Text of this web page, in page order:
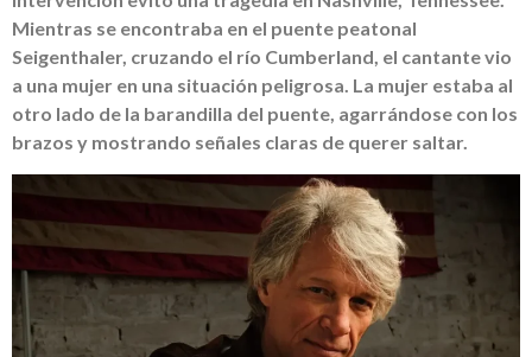
Mientras se encontraba en el puente peatonal
Seigenthaler, cruzando el río Cumberland, el cantante vio
a una mujer en una situación peligrosa. La mujer estaba al
otro lado de la barandilla del puente, agarrándose con los
brazos y mostrando señales claras de querer saltar.